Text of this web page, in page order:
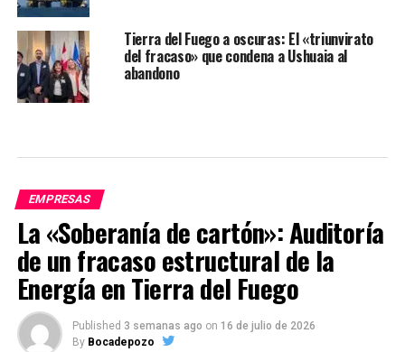
Tierra del Fuego a oscuras: El «triunvirato
del fracaso» que condena a Ushuaia al
abandono
EMPRESAS
La «Soberanía de cartón»: Auditoría
de un fracaso estructural de la
Energía en Tierra del Fuego
Published 3 semanas ago on 16 de julio de 2026
By Bocadepozo